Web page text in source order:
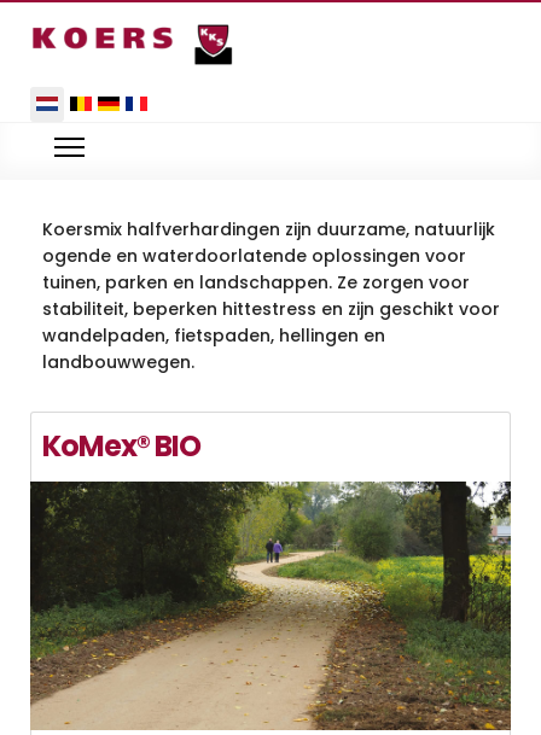
Selecteer de taal
Koersmix halfverhardingen zijn duurzame, natuurlijk
ogende en waterdoorlatende oplossingen voor
tuinen, parken en landschappen. Ze zorgen voor
stabiliteit, beperken hittestress en zijn geschikt voor
wandelpaden, fietspaden, hellingen en
landbouwwegen.
KoMex® BIO